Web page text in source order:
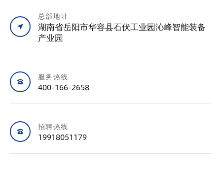
总部地址
湖南省岳阳市华容县石伏工业园沁峰智能装备
产业园
服务热线
400-166-2658
招聘热线
19918051179